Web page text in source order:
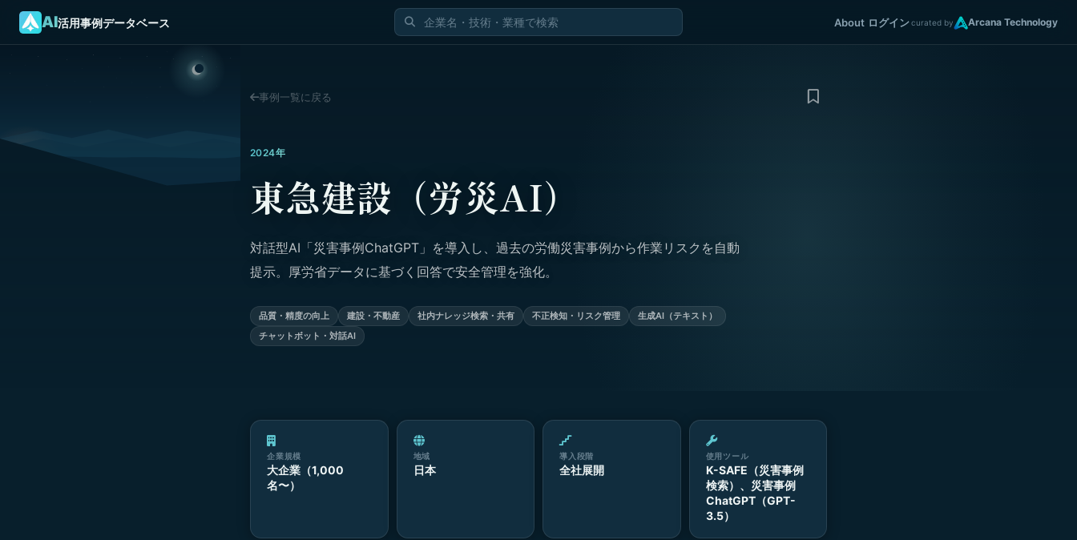
AI活用事例データベース About ログインcurated by Arcana Technology
事例一覧に戻る
2024年
東急建設（労災AI）
対話型AI「災害事例ChatGPT」を導入し、過去の労働災害事例から作業リスクを自動
提示。厚労省データに基づく回答で安全管理を強化。
品質・精度の向上 建設・不動産 社内ナレッジ検索・共有 不正検知・リスク管理
生成AI（テキスト）
チャットボット・対話AI
企業規模
大企業（1,000
名〜）
地域
日本
導入段階
全社展開
使用ツール
K-SAFE（災害事例
検索）、災害事例
ChatGPT（GPT-
3.5）